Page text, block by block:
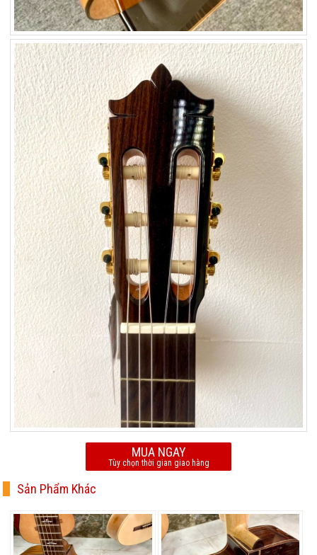
MUA NGAY
Tùy chọn thời gian giao hàng
Sản Phẩm Khác